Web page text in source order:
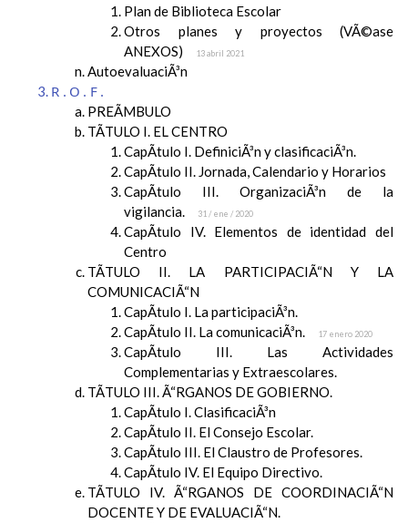
Plan de Biblioteca Escolar
Otros planes y proyectos (VÃ©ase
ANEXOS)
13 abril 2021
AutoevaluaciÃ³n
R.O.F.
PREÃMBULO
TÃTULO I. EL CENTRO
CapÃ­tulo I. DefiniciÃ³n y clasificaciÃ³n.
CapÃ­tulo II. Jornada, Calendario y Horarios
CapÃ­tulo III. OrganizaciÃ³n de la
vigilancia.
31 / ene / 2020
CapÃ­tulo IV. Elementos de identidad del
Centro
TÃTULO II. LA PARTICIPACIÃ“N Y LA
COMUNICACIÃ“N
CapÃ­tulo I. La participaciÃ³n.
CapÃ­tulo II. La comunicaciÃ³n.
17 enero 2020
CapÃ­tulo III. Las Actividades
Complementarias y Extraescolares.
TÃTULO III. Ã“RGANOS DE GOBIERNO.
CapÃ­tulo I. ClasificaciÃ³n
CapÃ­tulo II. El Consejo Escolar.
CapÃ­tulo III. El Claustro de Profesores.
CapÃ­tulo IV. El Equipo Directivo.
TÃTULO IV. Ã“RGANOS DE COORDINACIÃ“N
DOCENTE Y DE EVALUACIÃ“N.